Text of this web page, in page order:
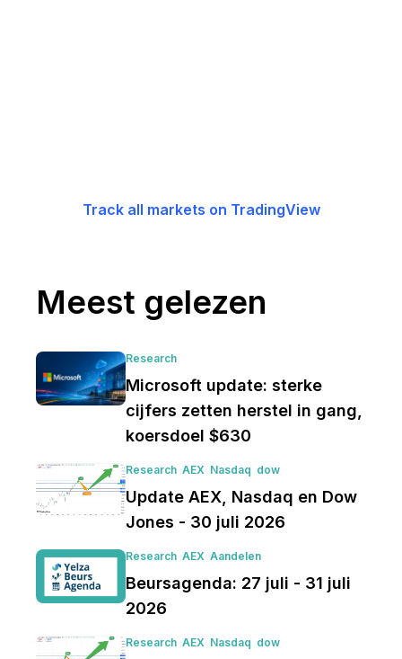
Track all markets on TradingView
Meest gelezen
Research
Microsoft update: sterke
cijfers zetten herstel in gang,
koersdoel $630
Research AEX Nasdaq dow
Update AEX, Nasdaq en Dow
Jones - 30 juli 2026
Research AEX Aandelen
Beursagenda: 27 juli - 31 juli
2026
Research AEX Nasdaq dow